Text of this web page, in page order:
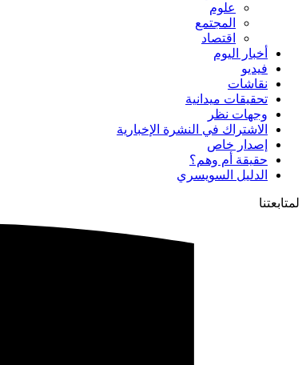
علوم
المجتمع
اقتصاد
أخبار اليوم
فيديو
نقاشات
تحقيقات ميدانية
وجهات نظر
الاشتراك في النشرة الإخبارية
إصدار خاص
حقيقة أم وهم؟
الدليل السويسري
لمتابعتنا